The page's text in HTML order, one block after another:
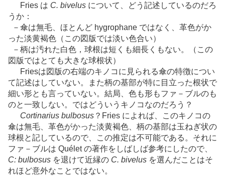
Fries は C. bivelus について、どう記述しているのだろ
うか：
－傘は無毛、ほとんど hygrophane ではなく、革色がか
った淡黄褐色（この図版では淡い色合い）
－柄は汚れた白色，球根は短くも細長くもない。（この
図版ではとても大きな球根状）
Friesは図版の右端のキノコに見られる傘の特徴につい
て記述はしていない。また柄の基部が特に目立った根状で
細い形とも言っていない。結局、色も形もファ－ブルのも
のと一致しない。ではどういうキノコなのだろう？
Cortinarius bulbosus ？Fries によれば、このキノコの
傘は無毛、革色がかった淡黄褐色、柄の基部は玉ねぎ状の
球根と記しているので、この推定は不可能である。それに
ファ－ブルは Quélet の著作をしばしば参考にしたので、
C: bulbosus を退けて近縁の C. bivelus を選んだことはそ
れほど意外なことではない。